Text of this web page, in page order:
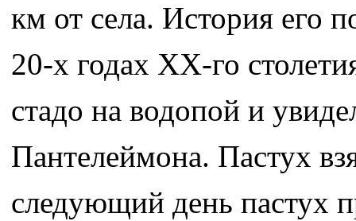
км от села. История его
20-х годах ХХ-го
стадо на водопой и
Пантелеймона. Пастух
следующий день пастух